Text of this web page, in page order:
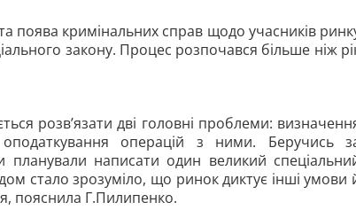
поява кримінальних справ щодо учасників
закону. Процес розпочався більше ніж
розв’язати дві головні проблеми:
операцій з ними. Беручись
планували написати один великий
стало зрозуміло, що ринок диктує інші умови
пояснила Г.Пилипенко.